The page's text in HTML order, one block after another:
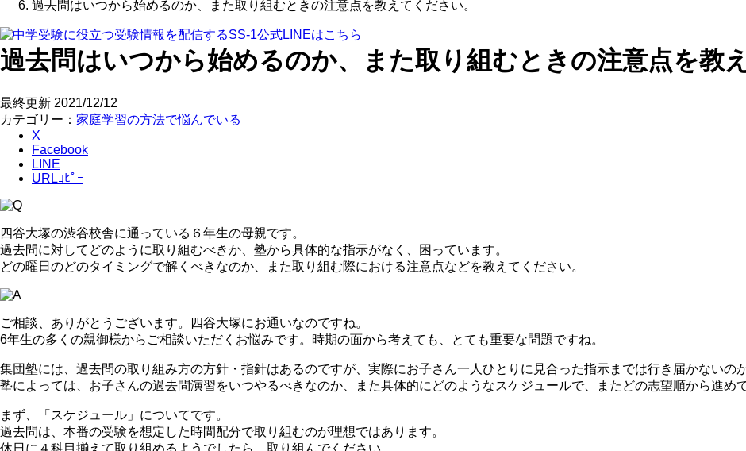
過去問はいつから始めるのか、また取り組むときの注意点を教えてください。
過去問はいつから始めるのか、また取り組むときの注意点を教
最終更新 2021/12/12
カテゴリー： 家庭学習の方法で悩んでいる
X
Facebook
LINE
URLｺﾋﾟｰ
四谷大塚の渋谷校舎に通っている６年生の母親です。
過去問に対してどのように取り組むべきか、塾から具体的な指示がなく、困っています。
どの曜日のどのタイミングで解くべきなのか、また取り組む際における注意点などを教えてください。
ご相談、ありがとうございます。四谷大塚にお通いなのですね。
6年生の多くの親御様からご相談いただくお悩みです。時期の面から考えても、とても重要な問題ですね。
集団塾には、過去問の取り組み方の方針・指針はあるのですが、実際にお子さん一人ひとりに見合った指示までは行き届かないの
塾によっては、お子さんの過去問演習をいつやるべきなのか、また具体的にどのようなスケジュールで、またどの志望順から進め
まず、「スケジュール」についてです。
過去問は、本番の受験を想定した時間配分で取り組むのが理想ではあります。